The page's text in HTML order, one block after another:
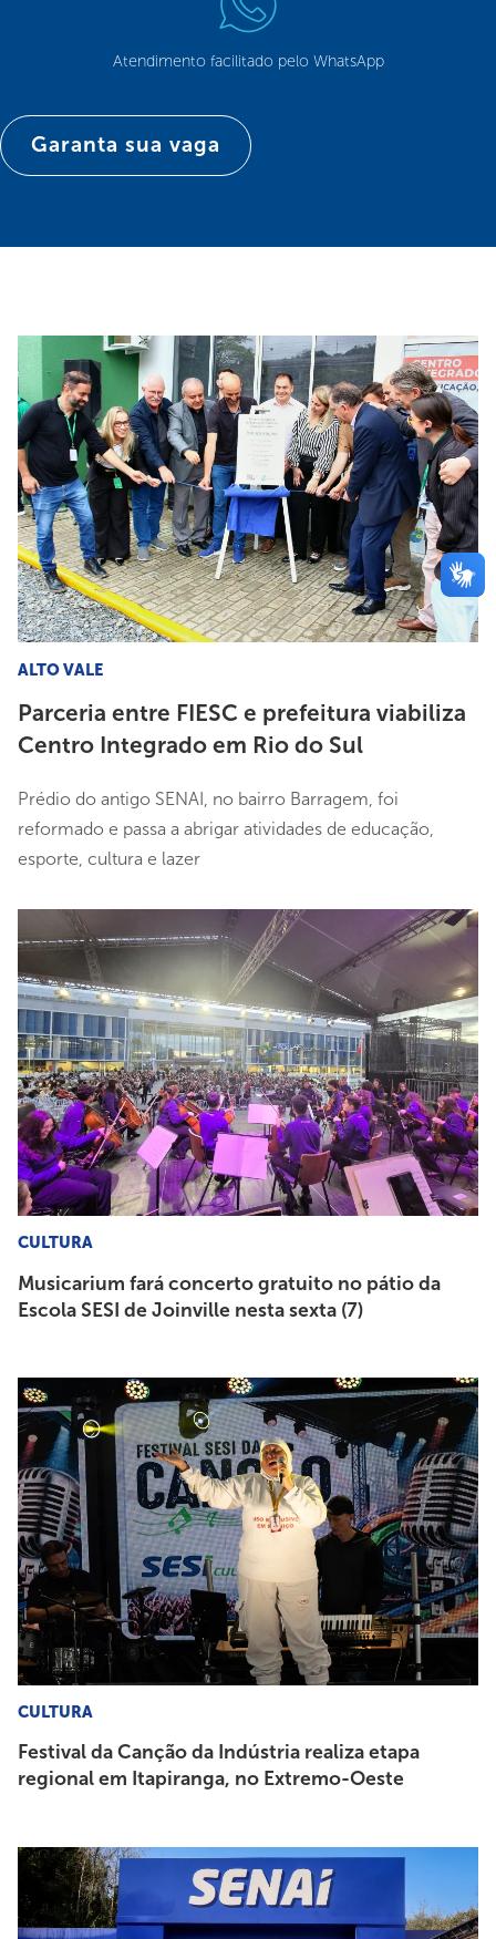
Atendimento facilitado pelo WhatsApp
Garanta sua vaga
ALTO VALE
Parceria entre FIESC e prefeitura viabiliza
Centro Integrado em Rio do Sul
Prédio do antigo SENAI, no bairro Barragem, foi
reformado e passa a abrigar atividades de educação,
esporte, cultura e lazer
CULTURA
Musicarium fará concerto gratuito no pátio da
Escola SESI de Joinville nesta sexta (7)
CULTURA
Festival da Canção da Indústria realiza etapa
regional em Itapiranga, no Extremo-Oeste